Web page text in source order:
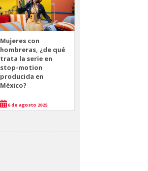
Mujeres con
hombreras, ¿de qué
trata la serie en
stop-motion
producida en
México?
6 de agosto 2025